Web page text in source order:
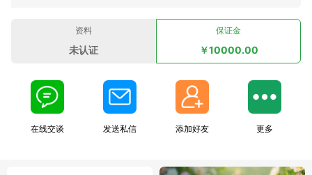
资料
未认证
保证金
￥10000.00
在线交谈 发送私信 添加好友 更多